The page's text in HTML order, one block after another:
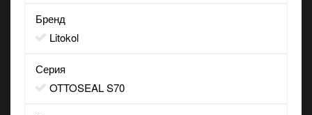
Бренд
Litokol
Серия
OTTOSEAL S70